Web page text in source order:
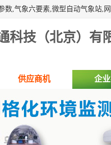
科技（北京）有
供应商机 企